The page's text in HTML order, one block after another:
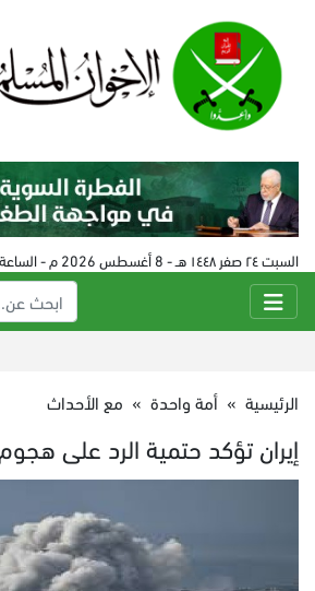
السبت ٢٤ صفر ١٤٤٨ هـ - 8 أغسطس 2026 م - الساعة 05:16 م
الرئيسية » أمة واحدة » مع الأحداث
إيران تؤكد حتمية الرد على